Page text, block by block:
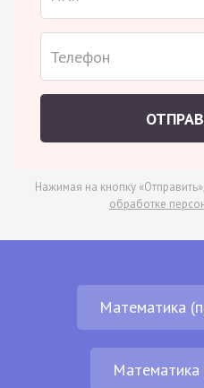
Нажимая на кнопку
обработке
Математика
Математика